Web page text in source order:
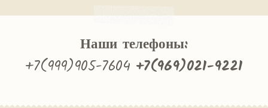
Наши телефоны:
+7(999)905-7604 +7(969)021-9221